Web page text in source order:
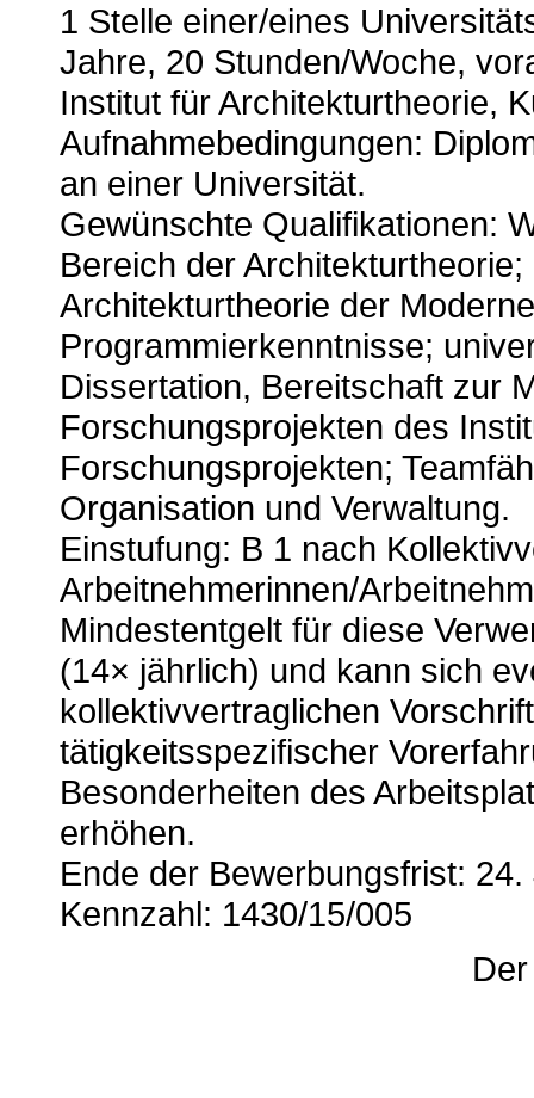
1 Stelle einer/eines
Jahre, 20 Stunden/Woche,
Institut für Architekturtheorie,
Aufnahmebedingungen:
an einer Universität.
Gewünschte Qualifikationen:
Bereich der
Architekturtheorie der
Programmierkenntnisse;
Dissertation, Bereitschaft zur
Forschungsprojekten des
Forschungsprojekten;
Organisation und Verwaltung.
Einstufung: B 1 nach
Arbeitnehmerinnen/
Mindestentgelt für diese
(14× jährlich) und kann sich
kollektivvertraglichen
tätigkeitsspezifischer
Besonderheiten des
erhöhen.
Ende der Bewerbungsfrist:
Kennzahl: 1430/15/005